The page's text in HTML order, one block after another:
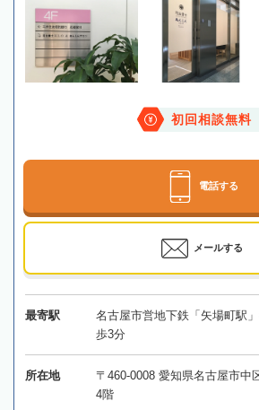
初回相談無料
電話する
メールする
最寄駅
名古屋市営地下鉄「矢場町駅
歩3分
所在地
〒460-0008 愛知県名古屋市中
4階